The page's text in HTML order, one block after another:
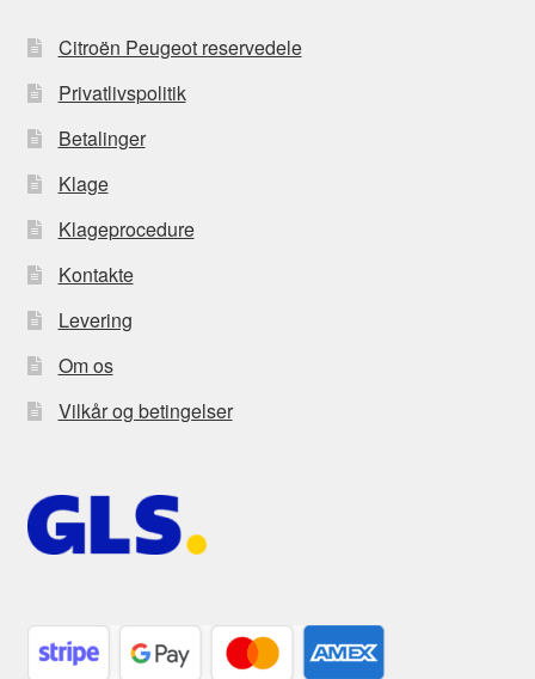
Citroën Peugeot reservedele
Privatlivspolitik
Betalinger
Klage
Klageprocedure
Kontakte
Levering
Om os
Vilkår og betingelser